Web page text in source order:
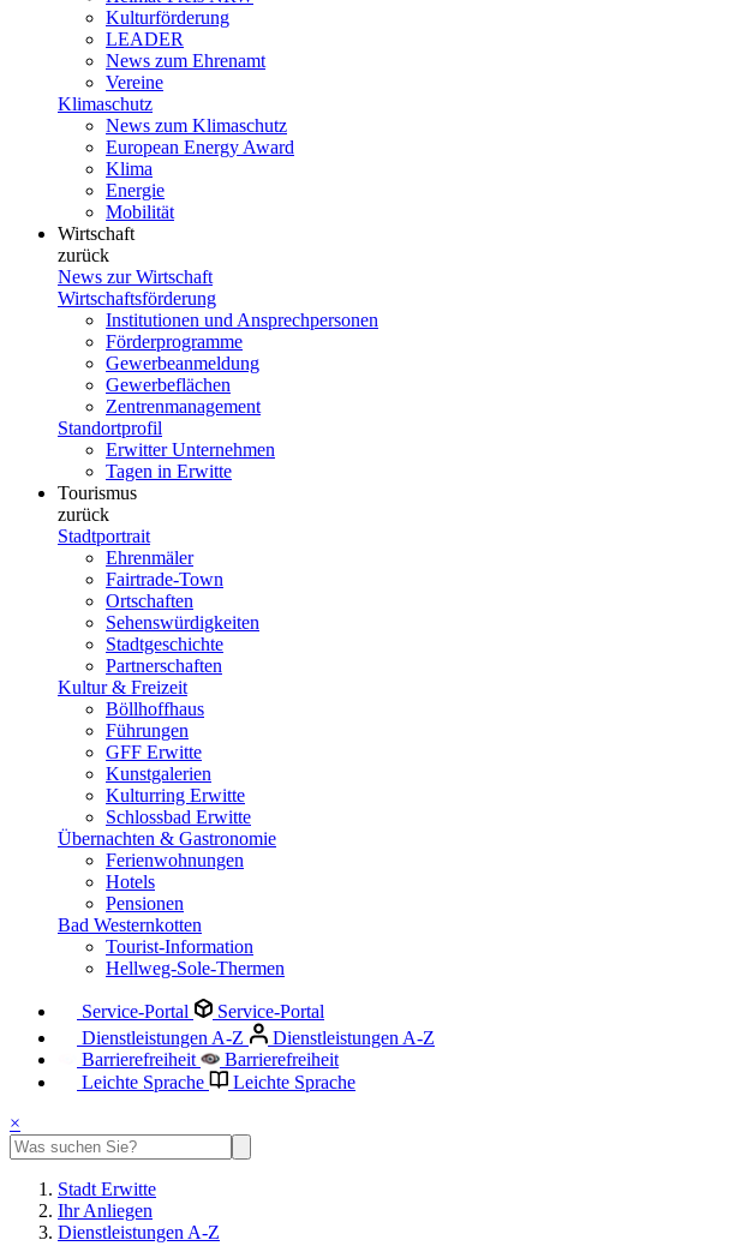
Kulturförderung
LEADER
News zum Ehrenamt
Vereine
Klimaschutz
News zum Klimaschutz
European Energy Award
Klima
Energie
Mobilität
Wirtschaft
zurück
News zur Wirtschaft
Wirtschaftsförderung
Institutionen und Ansprechpersonen
Förderprogramme
Gewerbeanmeldung
Gewerbeflächen
Zentrenmanagement
Standortprofil
Erwitter Unternehmen
Tagen in Erwitte
Tourismus
zurück
Stadtportrait
Ehrenmäler
Fairtrade-Town
Ortschaften
Sehenswürdigkeiten
Stadtgeschichte
Partnerschaften
Kultur & Freizeit
Böllhoffhaus
Führungen
GFF Erwitte
Kunstgalerien
Kulturring Erwitte
Schlossbad Erwitte
Übernachten & Gastronomie
Ferienwohnungen
Hotels
Pensionen
Bad Westernkotten
Tourist-Information
Hellweg-Sole-Thermen
Service-Portal
Service-Portal
Dienstleistungen A-Z
Dienstleistungen A-Z
Barrierefreiheit
Barrierefreiheit
Leichte Sprache
Leichte Sprache
×
Stadt Erwitte
Ihr Anliegen
Dienstleistungen A-Z